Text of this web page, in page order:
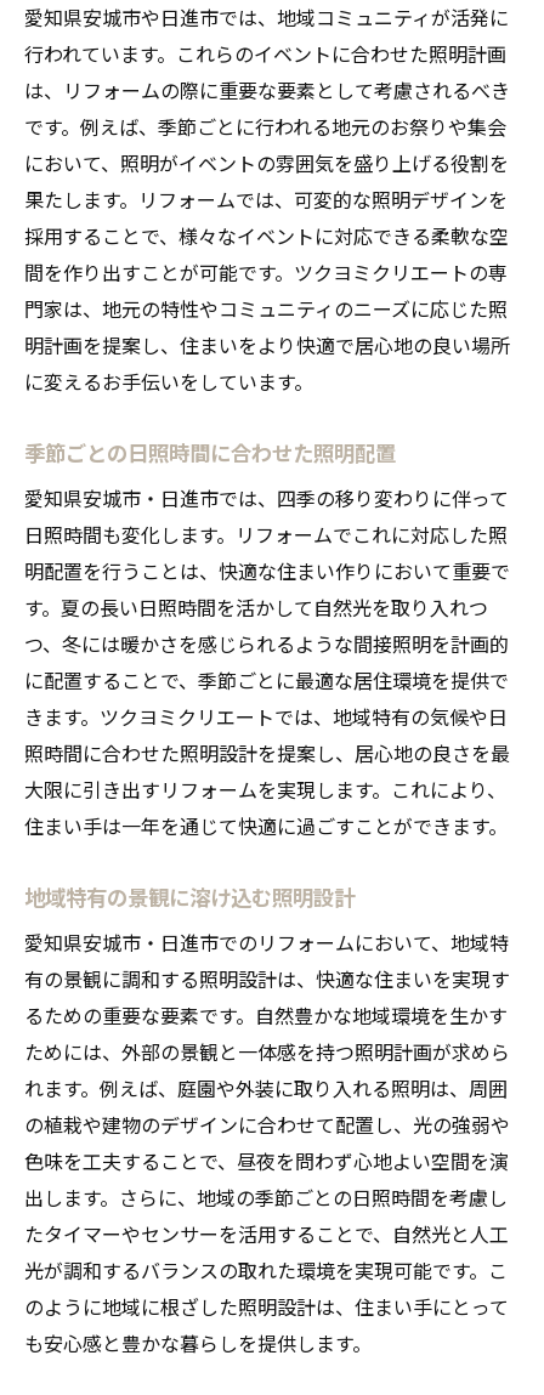
愛知県安城市や日進市では、地域コミュニティが活発に
行われています。これらのイベントに合わせた照明計画
は、リフォームの際に重要な要素として考慮されるべき
です。例えば、季節ごとに行われる地元のお祭りや集会
において、照明がイベントの雰囲気を盛り上げる役割を
果たします。リフォームでは、可変的な照明デザインを
採用することで、様々なイベントに対応できる柔軟な空
間を作り出すことが可能です。ツクヨミクリエートの専
門家は、地元の特性やコミュニティのニーズに応じた照
明計画を提案し、住まいをより快適で居心地の良い場所
に変えるお手伝いをしています。
季節ごとの日照時間に合わせた照明配置
愛知県安城市・日進市では、四季の移り変わりに伴って
日照時間も変化します。リフォームでこれに対応した照
明配置を行うことは、快適な住まい作りにおいて重要で
す。夏の長い日照時間を活かして自然光を取り入れつ
つ、冬には暖かさを感じられるような間接照明を計画的
に配置することで、季節ごとに最適な居住環境を提供で
きます。ツクヨミクリエートでは、地域特有の気候や日
照時間に合わせた照明設計を提案し、居心地の良さを最
大限に引き出すリフォームを実現します。これにより、
住まい手は一年を通じて快適に過ごすことができます。
地域特有の景観に溶け込む照明設計
愛知県安城市・日進市でのリフォームにおいて、地域特
有の景観に調和する照明設計は、快適な住まいを実現す
るための重要な要素です。自然豊かな地域環境を生かす
ためには、外部の景観と一体感を持つ照明計画が求めら
れます。例えば、庭園や外装に取り入れる照明は、周囲
の植栽や建物のデザインに合わせて配置し、光の強弱や
色味を工夫することで、昼夜を問わず心地よい空間を演
出します。さらに、地域の季節ごとの日照時間を考慮し
たタイマーやセンサーを活用することで、自然光と人工
光が調和するバランスの取れた環境を実現可能です。こ
のように地域に根ざした照明設計は、住まい手にとって
も安心感と豊かな暮らしを提供します。